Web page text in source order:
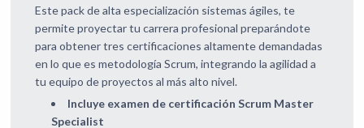
Este pack de alta especialización sistemas ágiles, te
permite proyectar tu carrera profesional preparándote
para obtener tres certificaciones altamente demandadas
en lo que es metodología Scrum, integrando la agilidad a
tu equipo de proyectos al más alto nivel.
Incluye examen de certificación Scrum Master
Specialist